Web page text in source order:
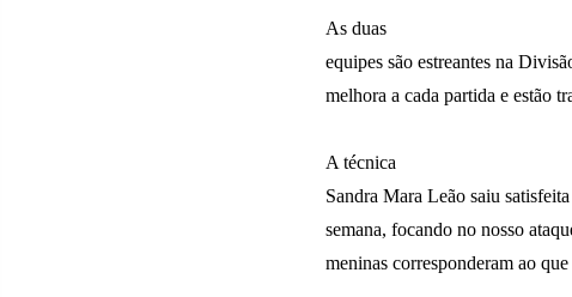
As duas
equipes são estreantes na
melhora a cada partida e estão
A técnica
Sandra Mara Leão saiu
semana, focando no nosso
meninas corresponderam ao